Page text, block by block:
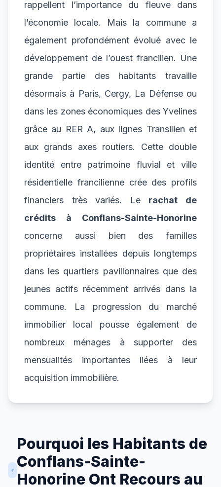
rappellent l’importance du fleuve dans
l’économie locale. Mais la commune a
également profondément évolué avec le
développement de l’ouest francilien. Une
grande partie des habitants travaille
désormais à Paris, Cergy, La Défense ou
dans les zones économiques des Yvelines
grâce au RER A, aux lignes Transilien et
aux grands axes routiers. Cette double
identité entre patrimoine fluvial et ville
résidentielle francilienne crée des profils
financiers très variés. Le rachat de
crédits à Conflans-Sainte-Honorine
concerne aussi bien des familles
propriétaires installées depuis longtemps
dans les quartiers pavillonnaires que des
jeunes actifs récemment arrivés dans la
commune. La progression du marché
immobilier local pousse également de
nombreux ménages à supporter des
mensualités importantes liées à leur
acquisition immobilière.
Pourquoi les Habitants de
Conflans-Sainte-
Honorine Ont Recours au